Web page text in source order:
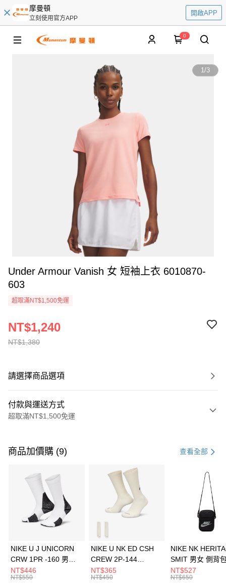
摩曼頓
立刻使用官方APP
開啟APP
0
1/3
Under Armour Vanish 女 短袖上衣 6010870-
603
超取滿NT$1,500免運
NT$1,380
NT$1,240
請選擇商品選項
付款與運送方式
超取滿NT$1,500免運
信用卡一次付款
3 期 0 利率 每期 21家銀行
合作金庫商業銀行
第一商業銀行
華南商業銀行
彰化商業銀行
上海商業儲蓄銀行
元大商業銀行
Apple Pay
全盈+PAY
AFTEE先享後付
商品加價購 (9) 查看全部
NIKE U J UNICORN
CRW 1PR -160 男女
中統襪 FZ3393100
NT$446
NT$550
NIKE U NK ED CSH
CREW 2P-144
EMBRDY 男女 短統襪
FZ3073133
NT$365
NT$450
NIKE NK
SMIT 男女 側背
BA5871010
NT$527
NT$650